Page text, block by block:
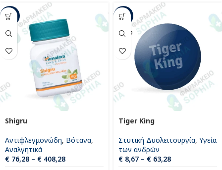
-11%
Shigru
Αντιφλεγμονώδη, Βότανα,
Αναλγητικά
€ 76,28 – € 408,28
-19%
SOLD
OUT
Tiger King
Στυτική Δυσλειτουργία, Υγεία
των ανδρών
€ 8,67 – € 63,28